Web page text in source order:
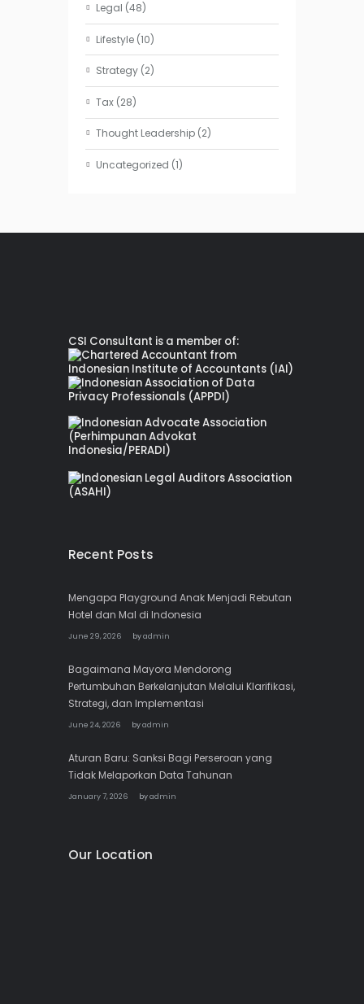
Legal (48)
Lifestyle (10)
Strategy (2)
Tax (28)
Thought Leadership (2)
Uncategorized (1)
CSI Consultant is a member of:
Recent Posts
Mengapa Playground Anak Menjadi Rebutan
Hotel dan Mal di Indonesia
June 29, 2026 byadmin
Bagaimana Mayora Mendorong
Pertumbuhan Berkelanjutan Melalui Klarifikasi,
Strategi, dan Implementasi
June 24, 2026 byadmin
Aturan Baru: Sanksi Bagi Perseroan yang
Tidak Melaporkan Data Tahunan
January 7, 2026 byadmin
Our Location